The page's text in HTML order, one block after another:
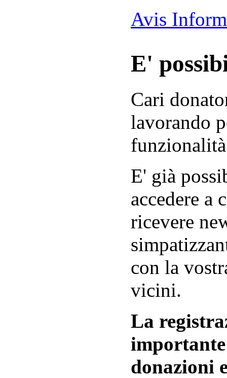
Avis
E'
Cari
lavorando
E' già
accedere a
ricevere
con la
vicini.
La
donazioni